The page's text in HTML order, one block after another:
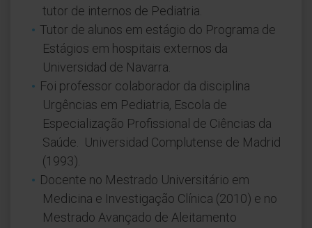
tutor de internos de Pediatria.
Tutor de alunos em estágio do Programa de
Estágios em hospitais externos da
Universidad de Navarra.
Foi professor colaborador da disciplina
Urgências em Pediatria, Escola de
Especialização Profissional de Ciências da
Saúde. Universidad Complutense de Madrid
(1993).
Docente no Mestrado Universitário em
Medicina e Investigação Clínica (2010) e no
Mestrado Avançado de Aleitamento